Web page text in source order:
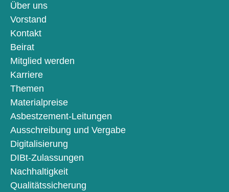
Über uns
Vorstand
Kontakt
Beirat
Mitglied werden
Karriere
Themen
Materialpreise
Asbestzement-Leitungen
Ausschreibung und Vergabe
Digitalisierung
DIBt-Zulassungen
Nachhaltigkeit
Qualitätssicherung